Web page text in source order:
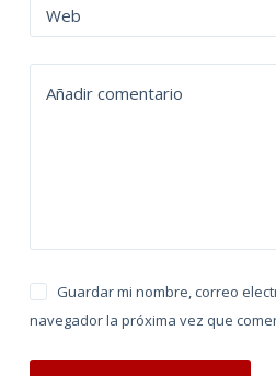
Web
Añadir comentario
Guardar mi nombre, correo
navegador la próxima vez que
a
t